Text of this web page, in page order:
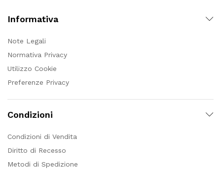
Informativa
Note Legali
Normativa Privacy
Utilizzo Cookie
Preferenze Privacy
Condizioni
Condizioni di Vendita
Diritto di Recesso
Metodi di Spedizione